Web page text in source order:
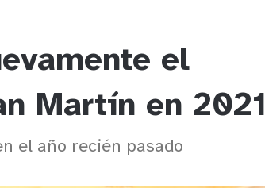
el
Martín en 2021
el año recién pasado